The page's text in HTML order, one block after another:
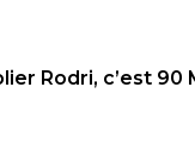
Rodri, c’est 90